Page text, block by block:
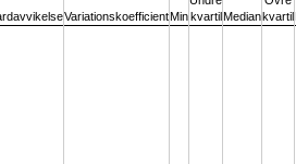
VariationskoefficientMinkvartilMediankvartil